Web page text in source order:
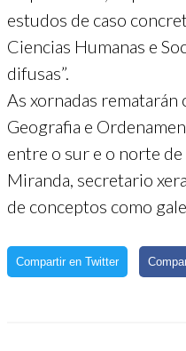
estudos de caso
Ciencias Humanas e
difusas”.
As xornadas
Geografia e
entre o sur e o norte
Miranda, secretario
de conceptos como
Compartir en Twitter